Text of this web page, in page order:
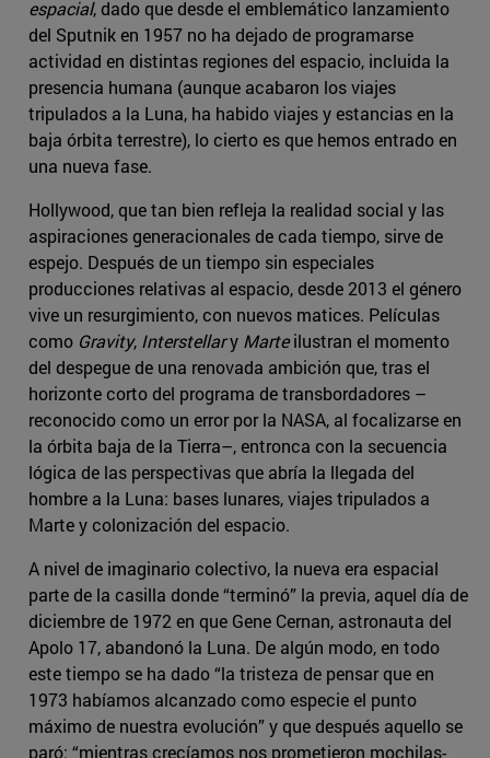
espacial, dado que desde el emblemático lanzamiento
del Sputnik en 1957 no ha dejado de programarse
actividad en distintas regiones del espacio, incluida la
presencia humana (aunque acabaron los viajes
tripulados a la Luna, ha habido viajes y estancias en la
baja órbita terrestre), lo cierto es que hemos entrado en
una nueva fase.
Hollywood, que tan bien refleja la realidad social y las
aspiraciones generacionales de cada tiempo, sirve de
espejo. Después de un tiempo sin especiales
producciones relativas al espacio, desde 2013 el género
vive un resurgimiento, con nuevos matices. Películas
como Gravity, Interstellary Marteilustran el momento
del despegue de una renovada ambición que, tras el
horizonte corto del programa de transbordadores –
reconocido como un error por la NASA, al focalizarse en
la órbita baja de la Tierra–, entronca con la secuencia
lógica de las perspectivas que abría la llegada del
hombre a la Luna: bases lunares, viajes tripulados a
Marte y colonización del espacio.
A nivel de imaginario colectivo, la nueva era espacial
parte de la casilla donde “terminó” la previa, aquel día de
diciembre de 1972 en que Gene Cernan, astronauta del
Apolo 17, abandonó la Luna. De algún modo, en todo
este tiempo se ha dado “la tristeza de pensar que en
1973 habíamos alcanzado como especie el punto
máximo de nuestra evolución” y que después aquello se
paró: “mientras crecíamos nos prometieron mochilas-